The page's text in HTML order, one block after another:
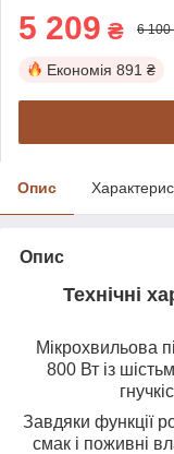
5 209 ₴ 6 100
Економія 891 ₴
Опис
Опис
Технічні
Мікрохвильова
800 Вт із
Завдяки функції
смак і поживні